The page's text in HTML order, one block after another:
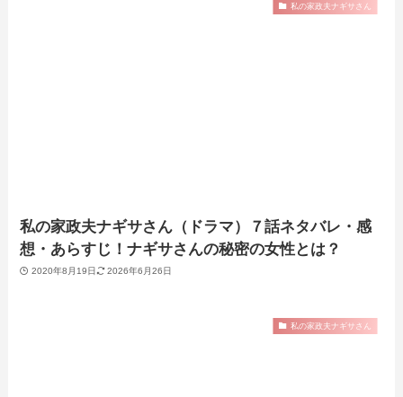
私の家政夫ナギサさん
私の家政夫ナギサさん（ドラマ）７話ネタバレ・感
想・あらすじ！ナギサさんの秘密の女性とは？
2020年8月19日 2026年6月26日
私の家政夫ナギサさん